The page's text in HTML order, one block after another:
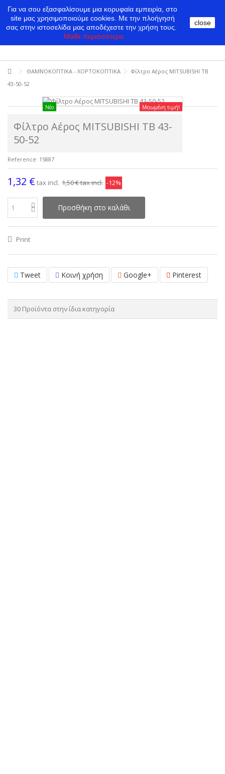
ΘΑΜΝΟΚΟΠΤΙΚΑ - ΧΟΡΤΟΚΟΠΤΙΚΑ
Φίλτρο Αέρος MITSUBISHI TB
43-50-52
Μειωμένη τιμή!
Νέο
Φίλτρο Αέρος MITSUBISHI TB 43-
50-52
Reference: 15887
1,32 €tax incl. 1,50 €tax incl. -12%
Προσθήκη στο καλάθι
Print
Tweet Κοινή χρήση Google+ Pinterest
30 Προϊόντα στην ίδια κατηγορία
Για να σου εξασφαλίσουμε μια κορυφαία εμπειρία, στο
site μας χρησιμοποιούμε cookies. Με την πλοήγησή
σας στην ιστοσελίδα μας αποδέχεστε την χρήση τους.
Μάθε περισσότερα
close